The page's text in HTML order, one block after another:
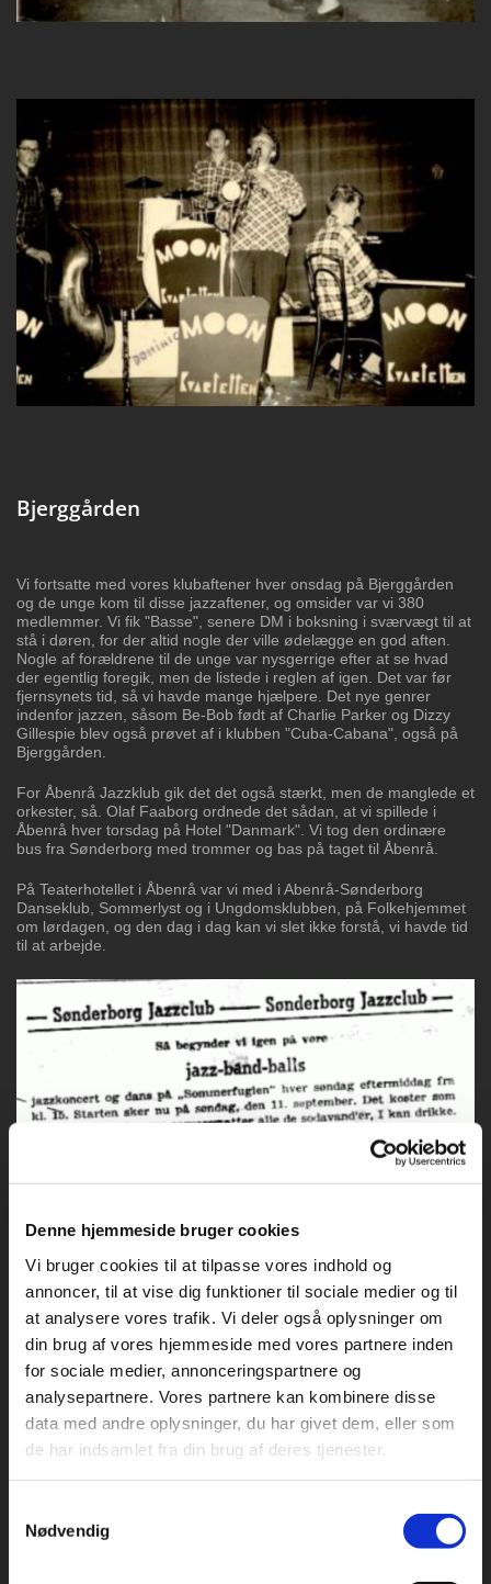
Denne hjemmeside bruger cookies
Vi bruger cookies til at tilpasse vores indhold og
annoncer, til at vise dig funktioner til sociale medier og til
at analysere vores trafik. Vi deler også oplysninger om
din brug af vores hjemmeside med vores partnere inden
for sociale medier, annonceringspartnere og
analysepartnere. Vores partnere kan kombinere disse
data med andre oplysninger, du har givet dem, eller som
de har indsamlet fra din brug af deres tjenester.
Nødvendig
Bjerggården
Vi fortsatte med vores klubaftener hver onsdag på Bjerggården
og de unge kom til disse jazzaftener, og omsider var vi 380
medlemmer. Vi fik "Basse", senere DM i boksning i sværvægt til at
stå i døren, for der altid nogle der ville ødelægge en god aften.
Nogle af forældrene til de unge var nysgerrige efter at se hvad
der egentlig foregik, men de listede i reglen af igen. Det var før
fjernsynets tid, så vi havde mange hjælpere. Det nye genrer
indenfor jazzen, såsom Be-Bob født af Charlie Parker og Dizzy
Gillespie blev også prøvet af i klubben "Cuba-Cabana", også på
Bjerggården.
For Åbenrå Jazzklub gik det det også stærkt, men de manglede et
orkester, så. Olaf Faaborg ordnede det sådan, at vi spillede i
Åbenrå hver torsdag på Hotel "Danmark". Vi tog den ordinære
bus fra Sønderborg med trommer og bas på taget til Åbenrå.
På Teaterhotellet i Åbenrå var vi med i Abenrå-Sønderborg
Danseklub, Sommerlyst og i Ungdomsklubben, på Folkehjemmet
om lørdagen, og den dag i dag kan vi slet ikke forstå, vi havde tid
til at arbejde.